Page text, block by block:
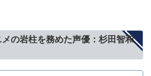
メの岩柱を務めた声優：杉田智和